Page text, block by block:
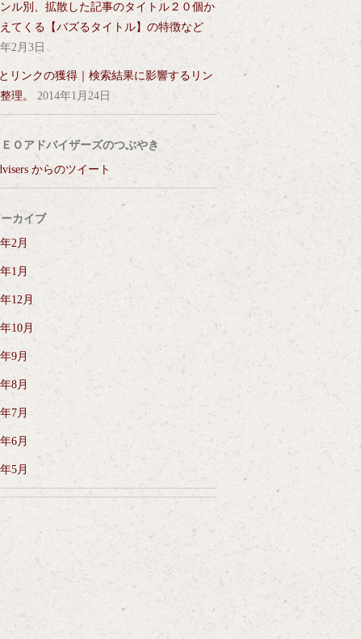
ル別、拡散した記事のタイトル２０個か
てくる【バズるタイトル】の特徴など
2月3日
リンクの獲得｜検索結果に影響するリン
理。
2014年1月24日
ＥＯアドバイザーズのつぶやき
からのツイート
カイブ
2月
1月
12月
10月
9月
8月
7月
6月
5月